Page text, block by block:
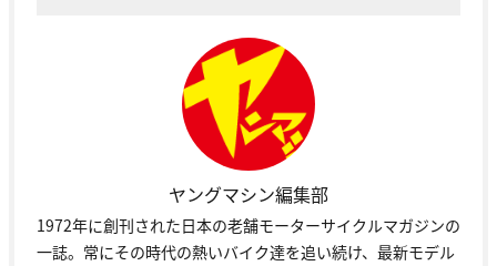
ヤングマシン編集部
1972年に創刊された日本の老舗モーターサイクルマガジンの
一誌。常にその時代の熱いバイク達を追い続け、最新モデル